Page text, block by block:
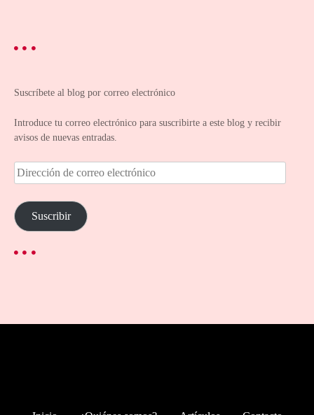
Suscríbete al blog por correo electrónico
Introduce tu correo electrónico para suscribirte a este blog y recibir
avisos de nuevas entradas.
D
i
e
c
i
Suscribir